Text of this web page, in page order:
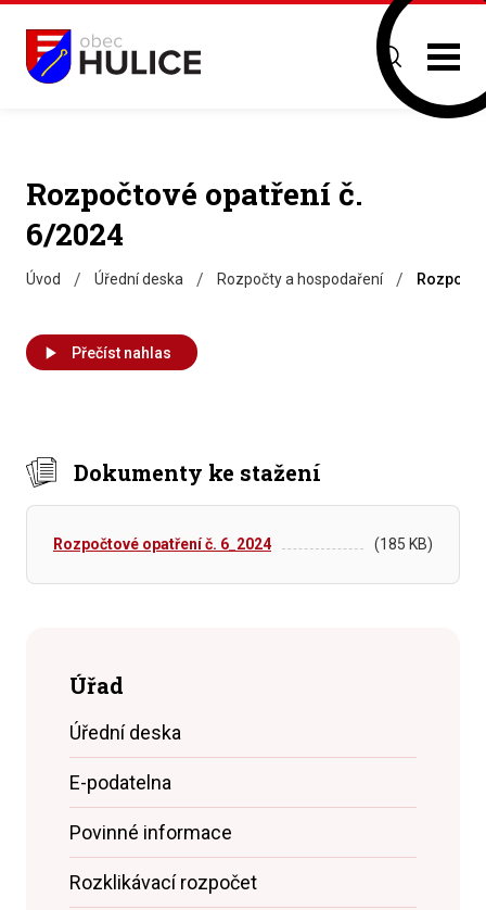
Rozpočtové opatření č.
6/2024
Úvod / Úřední deska / Rozpočty a hospodaření /
Přečíst nahlas
Dokumenty ke stažení
Rozpočtové opatření č. 6_2024 (185 KB)
Úřad
Úřední deska
E-podatelna
Povinné informace
Rozklikávací rozpočet